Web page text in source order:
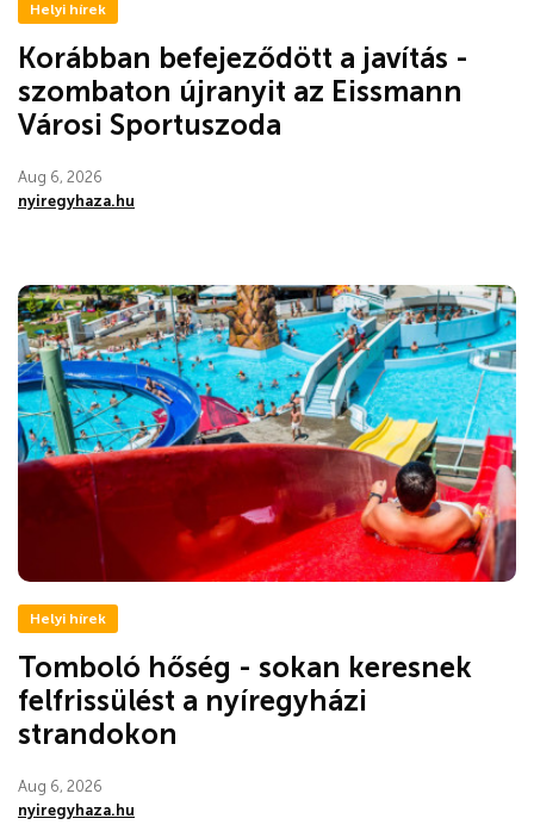
Helyi hírek
Korábban befejeződött a javítás -
szombaton újranyit az Eissmann
Városi Sportuszoda
Aug 6, 2026
nyiregyhaza.hu
Helyi hírek
Tomboló hőség - sokan keresnek
felfrissülést a nyíregyházi
strandokon
Aug 6, 2026
nyiregyhaza.hu